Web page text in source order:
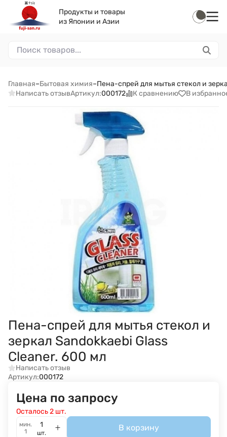
Продукты и товары
из Японии и Азии
Главная–Бытовая химия–Пена-спрей для мытья стекол и
Написать отзывАртикул:000172 К сравнению В
Пена-спрей для мытья стекол и
зеркал Sandokkaebi Glass
Cleaner. 600 мл
Написать отзыв
Артикул:000172
Цена по запросу
Осталось 2 шт.
мин.
1
шт.
В корзину